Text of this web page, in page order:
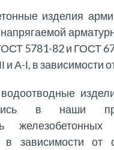
изделия
напрягаемой
5781-82 и ГОСТ
и А-І, в
в наши
в зависимости